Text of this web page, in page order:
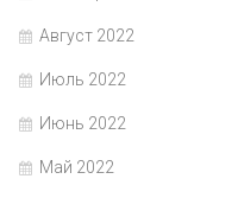
Август 2022
Июль 2022
Июнь 2022
Май 2022